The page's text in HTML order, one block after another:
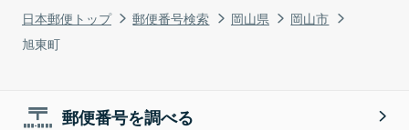
日本郵便トップ 郵便番号検索 岡山県
岡山市
旭東町
郵便番号を調べる